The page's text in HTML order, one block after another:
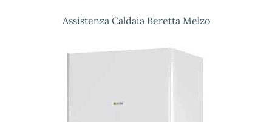
Assistenza Caldaia Beretta Melzo